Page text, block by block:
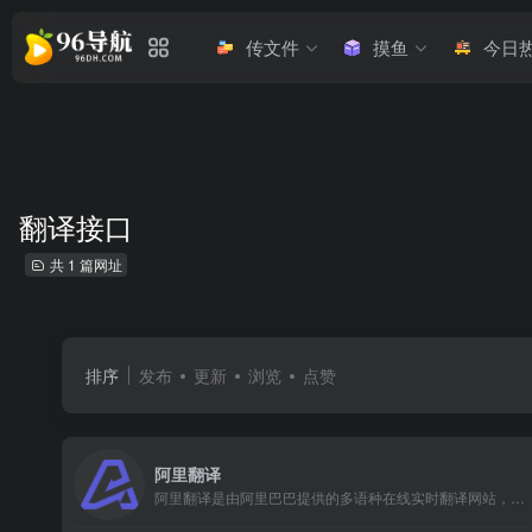
传文件 摸鱼 今日
翻译接口
共 1 篇网址
排序 发布 更新 浏览 点赞
阿里翻译